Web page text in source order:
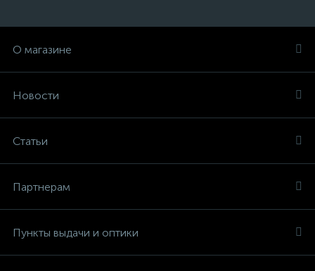
О магазине
Новости
Статьи
Партнерам
Пункты выдачи и оптики